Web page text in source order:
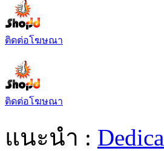
ติดต่อโฆษณา
ติดต่อโฆษณา
แนะนำ :